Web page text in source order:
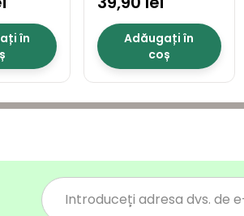
în
Adăugați în
coș